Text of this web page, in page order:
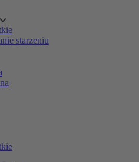
starzeniu